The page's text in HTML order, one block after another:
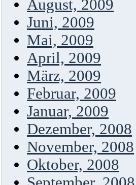
August, 2009
Juni, 2009
Mai, 2009
April, 2009
März, 2009
Februar, 2009
Januar, 2009
Dezember, 2008
November, 2008
Oktober, 2008